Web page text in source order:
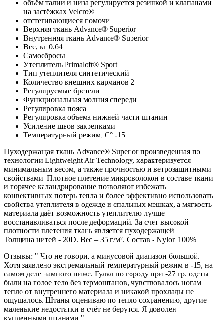
объём талии и низа регулируется резинкой и клапанами
на застёжках Velcro®
отстегивающиеся помочи
Верхняя ткань Advance® Superior
Внутренняя ткань Advance® Superior
Вес, кг 0.64
Самосбросы
Утеплитель Primaloft® Sport
Тип утеплителя синтетический
Количество внешних карманов 2
Регулируемые бретели
Функциональная молния спереди
Регулировка пояса
Регулировка объема нижней части штанин
Усиление швов закрепками
Температурный режим, C° -15
Пуходержащая ткань Advance® Superior произведенная по
технологии Lightweight Air Technology, характеризуется
минимальным весом, а также прочностью и ветрозащитными
свойствами. Плотное плетение микроволокон в составе ткани
и горячее каландрирование позволяют избежать
конвективных потерь тепла и более эффективно использовать
свойства утеплителя в одежде и спальных мешках, а мягкость
материала даёт возможность утеплителю лучше
восстанавливаться после деформаций. За счет высокой
плотности плетения ткань является пуходержащей.
Толщина нитей - 20D. Вес – 35 г/м². Состав - Nylon 100%
Отзывы: " Что не говори, а минусовой диапазон большой.
Хотя заявлено экстремальный температурный режим в -15, на
самом деле намного ниже. Гулял по городу при -27 гр. одеты
были на голое тело без термоштанов, чувствовалось ногам
тепло от внутреннего материала и никакой прохлады не
ощущалось. Штаны оцениваю по тепло сохранению, другие
маленькие недостатки в счёт не берутся. Я доволен
купленными штанами."